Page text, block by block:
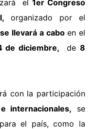
el1er Congreso
organizado por el
llevará a cabo en el
de diciembre, de8
con la participación
internacionales, se
el país, como la